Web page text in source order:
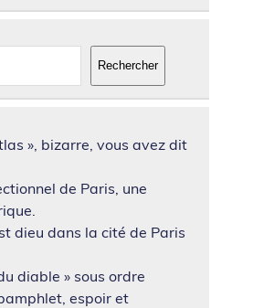
Rechercher
», bizarre, vous avez dit
de Paris, une
dieu dans la cité de Paris
diable » sous ordre
espoir et